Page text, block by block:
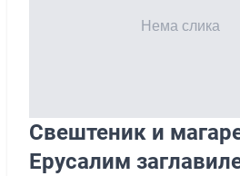
Свештеник и
Ерусалим